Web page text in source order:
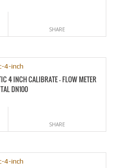
SHARE
4 INCH CALIBRATE – FLOW METER
DN100
SHARE